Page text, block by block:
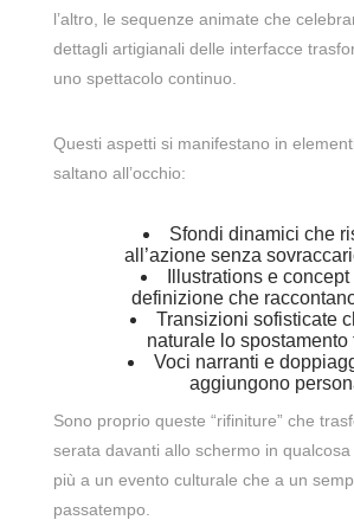
l’altro, le sequenze animate che
dettagli artigianali delle interfacce
uno spettacolo continuo.
Questi aspetti si manifestano in
saltano all’occhio:
Sfondi dinamici che
all’azione senza
Illustrations e
definizione che
Transizioni sofisticate
naturale lo spostamento
Voci narranti e
aggiungono
Sono proprio queste “rifiniture” che
serata davanti allo schermo in
più a un evento culturale che a un
passatempo.